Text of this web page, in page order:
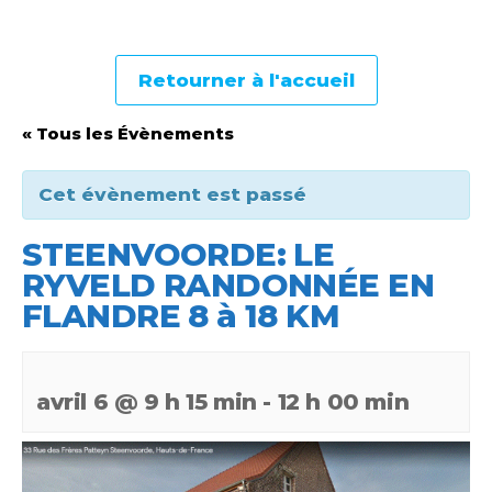
Retourner à l'accueil
« Tous les Évènements
Cet évènement est passé
STEENVOORDE: LE
RYVELD RANDONNÉE EN
FLANDRE 8 à 18 KM
avril 6 @ 9 h 15 min - 12 h 00 min